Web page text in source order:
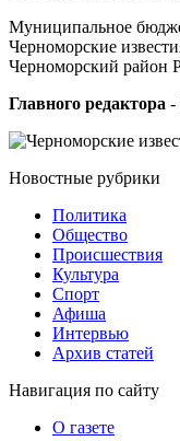
Муниципальное
Черноморские
Черноморский район
Главного редактора -
Новостные рубрики
Политика
Общество
Проиcшествия
Культура
Спорт
Афиша
Интервью
Архив статей
Навигация по сайту
О газете